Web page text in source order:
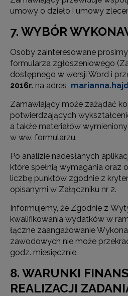
umowy o dzieło i umowy
7. WYBÓR
Osoby zainteresowane
formularza zgłoszeniowego
dostępnego w wersji Word i
2016r. na adres
Zamawiający może zażądać
potwierdzających
a także materiałów
w ww. formularzu.
Po analizie nadesłanych
które spełnią wymagania oraz
liczbę punktów zgodnie z
opisanymi w Załączniku nr 2.
Informujemy, że Zgodnie z
kwalifikowania wydatków w
łączne zaangażowanie
zawodowych nie może
godz. miesięcznie.
8. WARUNKI
REALIZACJI